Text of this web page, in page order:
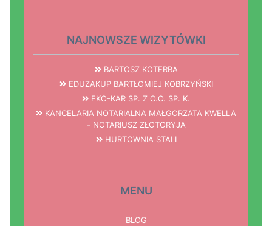
NAJNOWSZE WIZYTÓWKI
BARTOSZ KOTERBA
EDUZAKUP BARTŁOMIEJ KOBRZYŃSKI
EKO-KAR SP. Z O.O. SP. K.
KANCELARIA NOTARIALNA MAŁGORZATA KWELLA
- NOTARIUSZ ZŁOTORYJA
HURTOWNIA STALI
MENU
BLOG